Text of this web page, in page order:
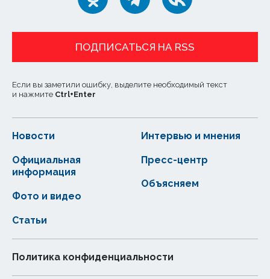
ПОДПИСАТЬСЯ НА RSS
Если вы заметили ошибку, выделите необходимый текст
и нажмите Ctrl+Enter
Новости
Статьи
Официальная
информация
Интервью и мнения
Фото и видео
Пресс-центр
Объясняем
Политика конфиденциальности